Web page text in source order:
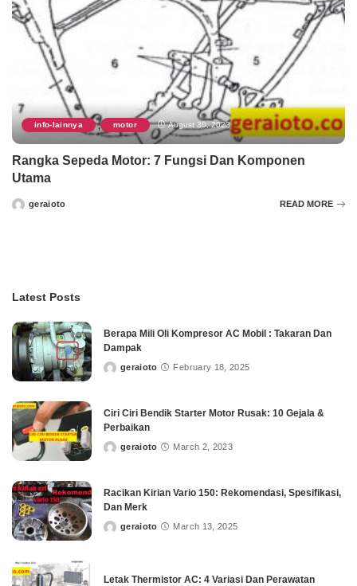
info-lainnya , motor August 30, 2023
Rangka Sepeda Motor: 7 Fungsi Dan Komponen
Utama
Postedgeraioto READ MORE
Latest Posts
Berapa Mili Oli Kompresor AC Mobil : Takaran Dan
Dampak
Postedgeraioto February 18, 2025
Ciri Ciri Bendik Starter Motor Rusak: 10 Gejala &
Perbaikan
Postedgeraioto March 2, 2023
Racikan Kirian Vario 150: Rekomendasi, Spesifikasi,
Dan Merk
Postedgeraioto March 13, 2025
Letak Thermistor AC: 4 Variasi Dan Perawatan